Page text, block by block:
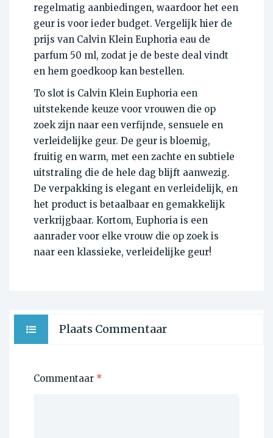
regelmatig aanbiedingen, waardoor het een
geur is voor ieder budget. Vergelijk hier de
prijs van Calvin Klein Euphoria eau de
parfum 50 ml, zodat je de beste deal vindt
en hem goedkoop kan bestellen.
To slot is Calvin Klein Euphoria een
uitstekende keuze voor vrouwen die op
zoek zijn naar een verfijnde, sensuele en
verleidelijke geur. De geur is bloemig,
fruitig en warm, met een zachte en subtiele
uitstraling die de hele dag blijft aanwezig.
De verpakking is elegant en verleidelijk, en
het product is betaalbaar en gemakkelijk
verkrijgbaar. Kortom, Euphoria is een
aanrader voor elke vrouw die op zoek is
naar een klassieke, verleidelijke geur!
Plaats Commentaar
Commentaar *